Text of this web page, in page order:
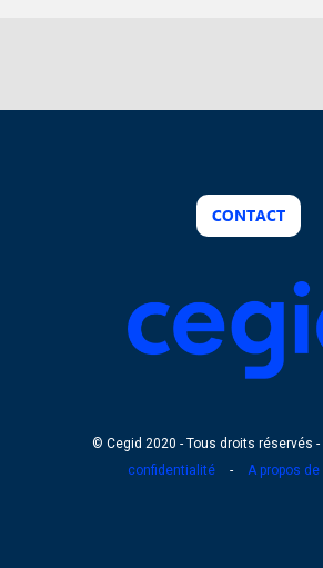
CONTACT
© Cegid 2020 - Tous droits réservés -
confidentialité
- A propos de